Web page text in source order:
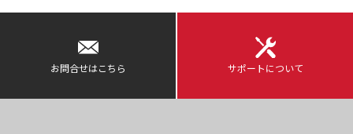
お問合せはこちら サポートについて